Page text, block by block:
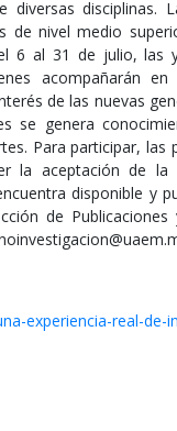
disciplinas.
nivel medio
6 al 31 de julio, las
acompañarán
de las nuevas
se genera
Para participar, las
la aceptación de la
disponible y
de Publicaciones
experiencia-real-de-